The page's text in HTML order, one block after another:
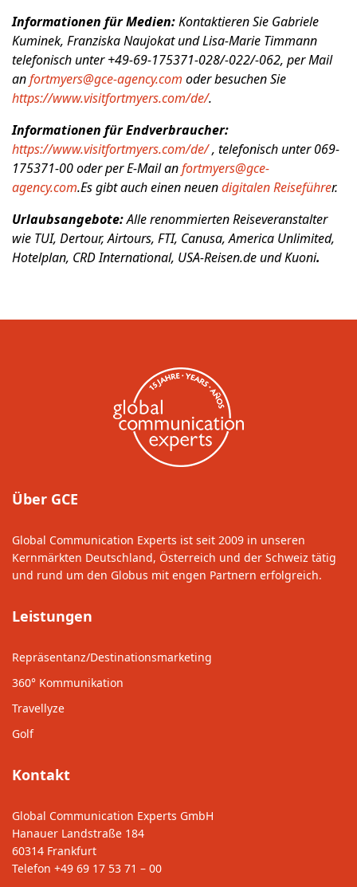
Informationen für Medien:Kontaktieren Sie Gabriele
Kuminek, Franziska Naujokat und Lisa-Marie Timmann
telefonisch unter +49-69-175371-028/-022/-062, per Mail
anfortmyers@gce-agency.com oder besuchen Sie
https://www.visitfortmyers.com/de/.
Informationen für Endverbraucher:
https://www.visitfortmyers.com/de/, telefonisch unter 069-
175371-00 oder per E-Mail anfortmyers@gce-
agency.com.Es gibt auch einen neuendigitalen Reiseführer.
Urlaubsangebote:Alle renommierten Reiseveranstalter
wie TUI, Dertour, Airtours, FTI, Canusa, America Unlimited,
Hotelplan, CRD International, USA-Reisen.de und Kuoni.
Über GCE
Global Communication Experts ist seit 2009 in unseren
Kernmärkten Deutschland, Österreich und der Schweiz tätig
und rund um den Globus mit engen Partnern erfolgreich.
Leistungen
Repräsentanz/Destinationsmarketing
360° Kommunikation
Travellyze
Golf
Kontakt
Global Communication Experts GmbH
Hanauer Landstraße 184
60314 Frankfurt
Telefon +49 69 17 53 71 – 00